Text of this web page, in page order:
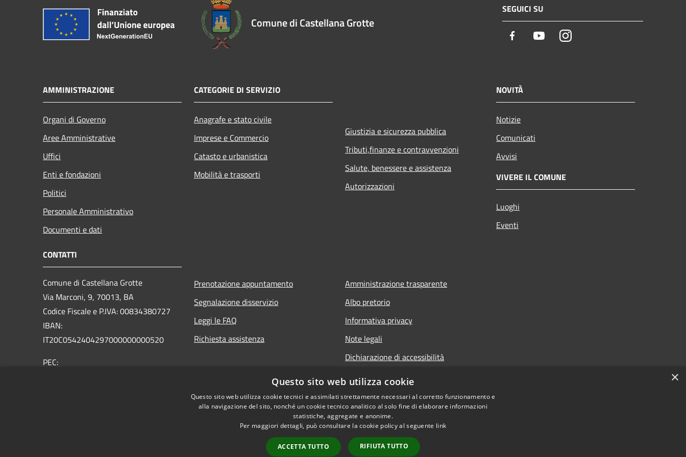
Comune di Castellana Grotte
SEGUICI SU
Facebook YoutubeInstagram
AMMINISTRAZIONE
Organi di Governo
Aree Amministrative
Uffici
Enti e fondazioni
Politici
Personale Amministrativo
Documenti e dati
CATEGORIE DI SERVIZIO
Anagrafe e stato civile
Imprese e Commercio
Catasto e urbanistica
Mobilità e trasporti
Giustizia e sicurezza pubblica
Tributi,finanze e contravvenzioni
Salute, benessere e assistenza
Autorizzazioni
NOVITÀ
Notizie
Comunicati
Avvisi
VIVERE IL COMUNE
Luoghi
Eventi
CONTATTI
Comune di Castellana Grotte
Via Marconi, 9, 70013, BA
Codice Fiscale e P.IVA: 00834380727
IBAN:
IT20C0542404297000000000520
PEC:
Prenotazione appuntamento
Segnalazione disservizio
Leggi le FAQ
Richiesta assistenza
Amministrazione trasparente
Albo pretorio
Informativa privacy
Note legali
Dichiarazione di accessibilità
Copyright © 2026 • Comune di Castellana Grotte • Powered by
×
Questo sito web utilizza cookie
Questo sito web utilizza cookie tecnici e assimilati strettamente necessari al corretto funzionamento e
alla navigazione del sito, nonché un cookie tecnico analitico al solo fine di elaborare informazioni
statistiche, aggregate e anonime.
Per maggiori dettagli, può consultare la cookie policy al seguente link
ACCETTA TUTTO RIFIUTA TUTTO